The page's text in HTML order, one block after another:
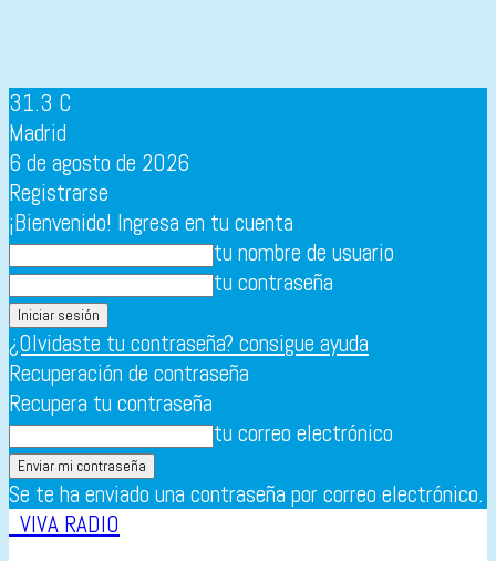
31.3 C
Madrid
6 de agosto de 2026
Registrarse
¡Bienvenido! Ingresa en tu cuenta
tu nombre de usuario
tu contraseña
¿Olvidaste tu contraseña? consigue ayuda
Recuperación de contraseña
Recupera tu contraseña
tu correo electrónico
Se te ha enviado una contraseña por correo electrónico.
VIVA RADIO